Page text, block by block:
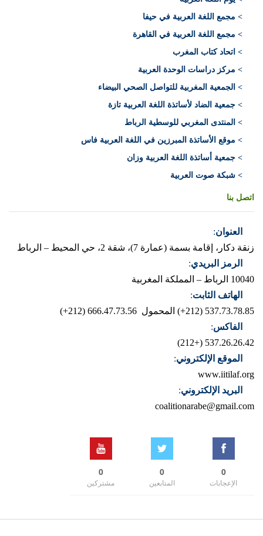
> مجمع اللغة العربية في حيفا
> مجمع اللغة العربية في القاهرة
> اتحاد كتاب المغرب
> مركز دراسات الوحدة العربية
> الجمعية المغربية للتواصل الصحي البيضاء
> جمعية الضاد لأساتذة اللغة العربية تازة
> المنتدى المغربي للوسطية الرباط
> موقع الأساتذة المبرزين في اللغة العربية فاس
> جمعية أساتذة اللغة العربية وزان
> شبكة صوت العربية
اتصل بنا
العنوان:
زنقة دكار، إقامة بسمة (عمارة 7)، شقة 2، حي المحيط – الرباط
الرمز البريدي:
10040 الرباط – المملكة المغربية
الهاتف الثابت:
537.73.78.85 (212+)
المحمول 666.47.73.56 (212+)
الفاكس:
537.26.26.42 (+212)
الموقع الإلكتروني:
www.iitilaf.org
البريد الإلكتروني:
coalitionarabe@gmail.com
0
الإعجابات
0
المتابعين
0
مشتركين